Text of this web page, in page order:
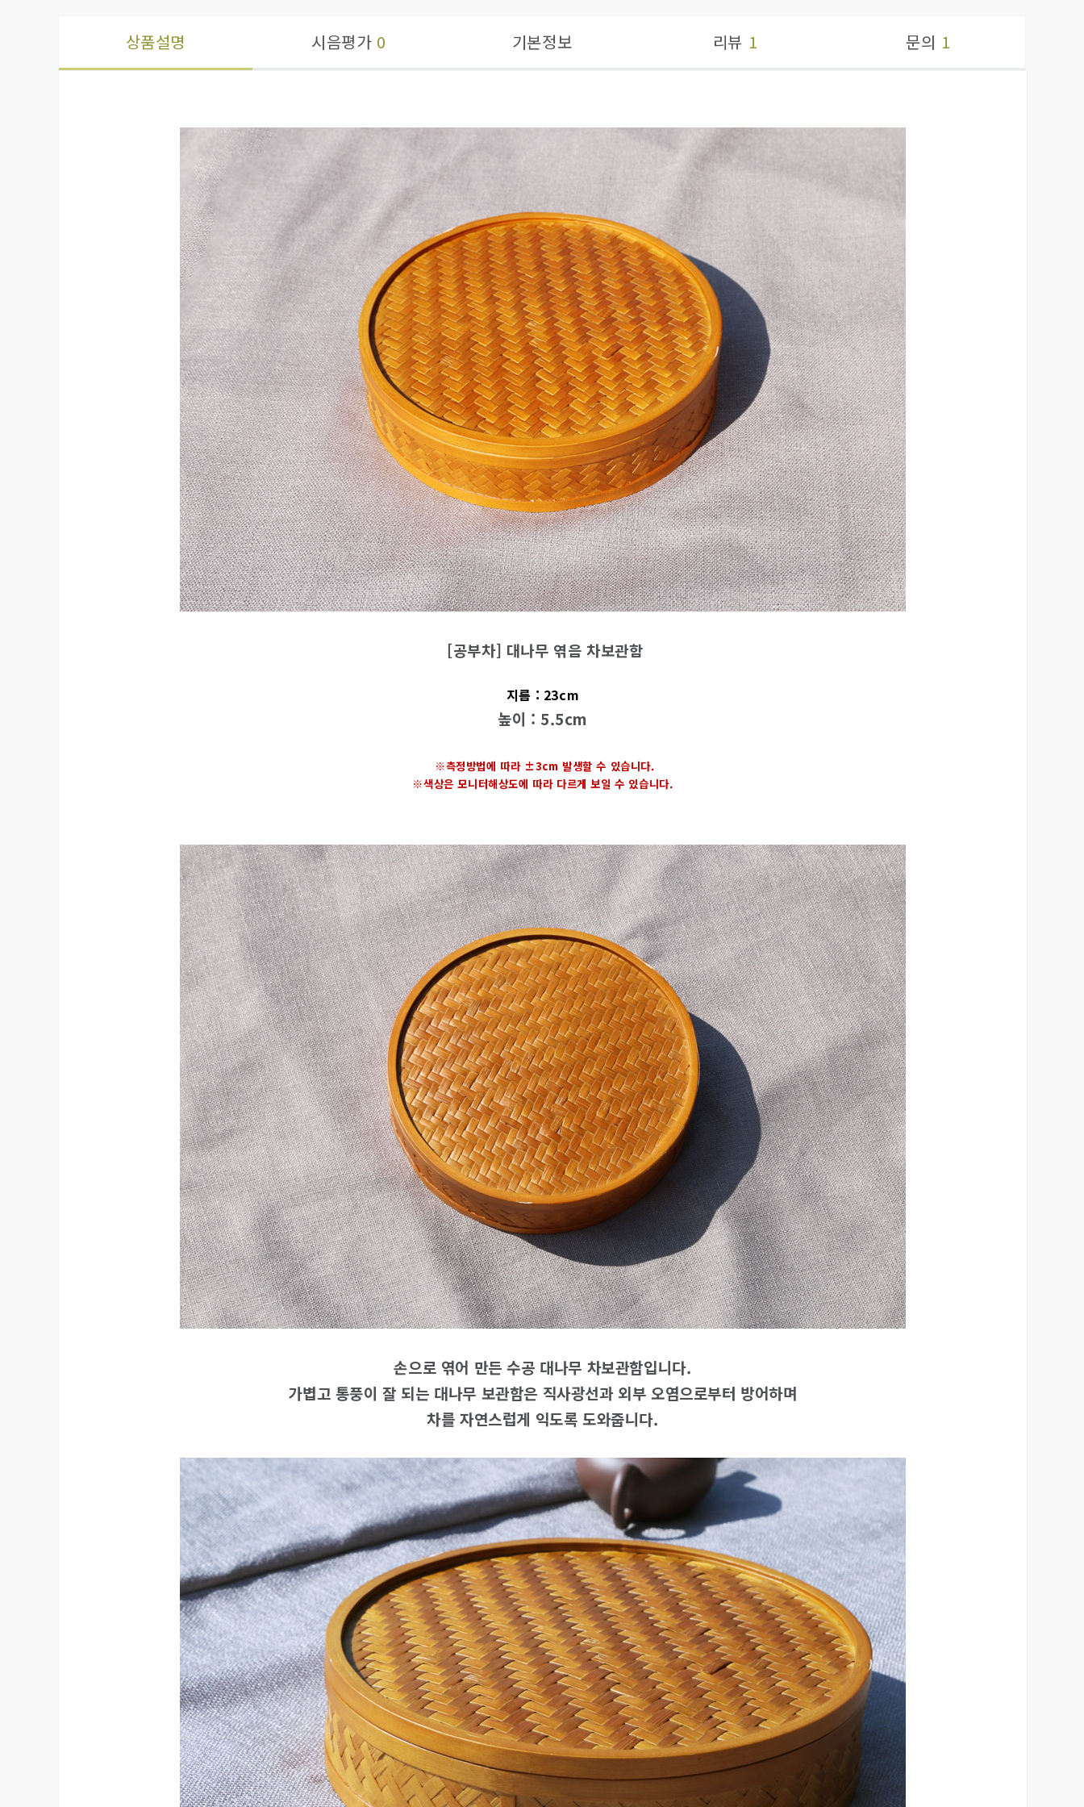
상품설명 시음평가 0 기본정보 리뷰 1 문의 1
[공부차] 대나무 엮음 차보관함
지름 : 23cm
높이 : 5.5cm
※측정방법에 따라 ±3cm 발생할 수 있습니다.
※색상은 모니터해상도에 따라 다르게 보일 수 있습니다.
손으로 엮어 만든 수공 대나무 차보관함입니다.
가볍고 통풍이 잘 되는 대나무 보관함은 직사광선과 외부 오염으로부터 방어하며
차를 자연스럽게 익도록 도와줍니다.